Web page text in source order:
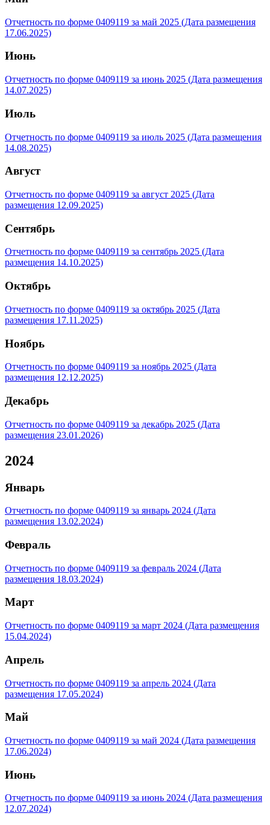
Отчетность по форме 0409119 за май 2025 (Дата размещения
17.06.2025)
Июнь
Отчетность по форме 0409119 за июнь 2025 (Дата размещения
14.07.2025)
Июль
Отчетность по форме 0409119 за июль 2025 (Дата размещения
14.08.2025)
Август
Отчетность по форме 0409119 за август 2025 (Дата
размещения 12.09.2025)
Сентябрь
Отчетность по форме 0409119 за сентябрь 2025 (Дата
размещения 14.10.2025)
Октябрь
Отчетность по форме 0409119 за октябрь 2025 (Дата
размещения 17.11.2025)
Ноябрь
Отчетность по форме 0409119 за ноябрь 2025 (Дата
размещения 12.12.2025)
Декабрь
Отчетность по форме 0409119 за декабрь 2025 (Дата
размещения 23.01.2026)
2024
Январь
Отчетность по форме 0409119 за январь 2024 (Дата
размещения 13.02.2024)
Февраль
Отчетность по форме 0409119 за февраль 2024 (Дата
размещения 18.03.2024)
Март
Отчетность по форме 0409119 за март 2024 (Дата размещения
15.04.2024)
Апрель
Отчетность по форме 0409119 за апрель 2024 (Дата
размещения 17.05.2024)
Май
Отчетность по форме 0409119 за май 2024 (Дата размещения
17.06.2024)
Июнь
Отчетность по форме 0409119 за июнь 2024 (Дата размещения
12.07.2024)